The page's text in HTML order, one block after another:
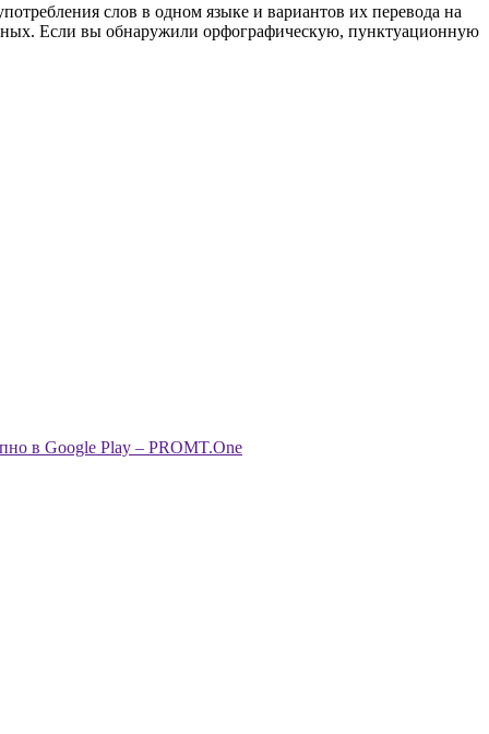
слов в одном языке и вариантов их перевода на
Если вы обнаружили орфографическую, пунктуационную